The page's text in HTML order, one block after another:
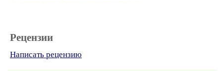
Рецензии
Написать рецензию